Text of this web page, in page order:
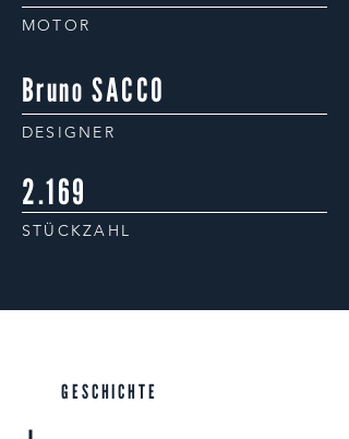
MOTOR
Bruno SACCO
DESIGNER
2.169
STÜCKZAHL
GESCHICHTE